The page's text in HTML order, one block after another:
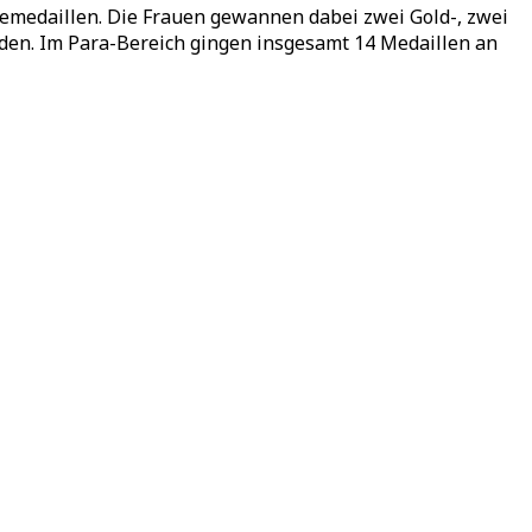
Die Frauen gewannen dabei zwei Gold-, zwei
Im Para-Bereich gingen insgesamt 14 Medaillen an